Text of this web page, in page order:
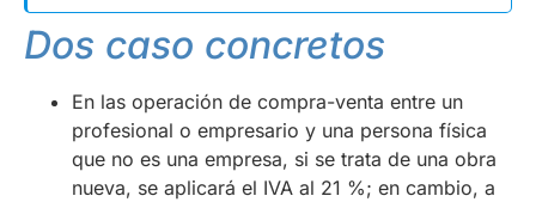
Dos caso concretos
En las operación de compra-venta entre un
profesional o empresario y una persona física
que no es una empresa, si se trata de una obra
nueva, se aplicará el IVA al 21 %; en cambio, a